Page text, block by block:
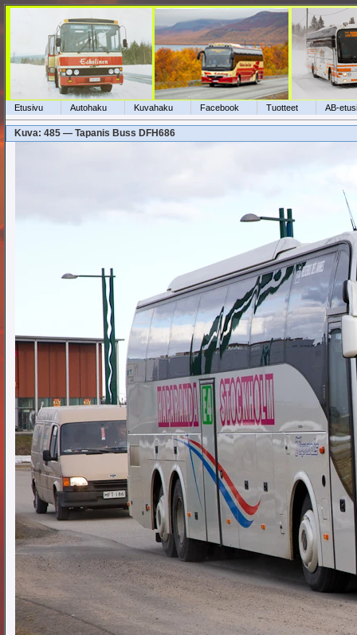
Etusivu Autohaku Kuvahaku Facebook Tuotteet AB-
Kuva: 485 — Tapanis Buss DFH686